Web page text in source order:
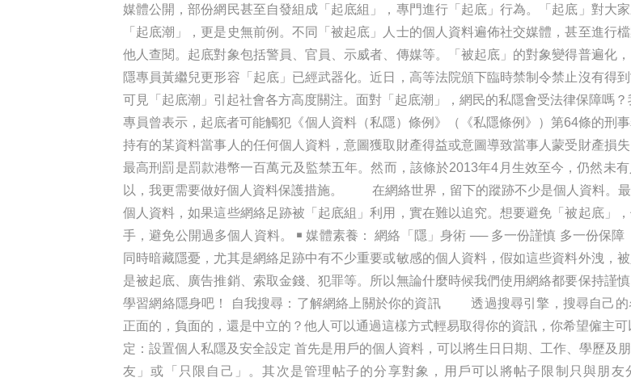
媒體公開，部份網民甚至自發組成「起底組」，專門進行「起底」行為。「起底」對大
「起底潮」，更是史無前例。不同「被起底」人士的個人資料遍佈社交媒體，甚至進行
他人查閱。起底對象包括警員、官員、示威者、傳媒等。「被起底」的對象變得普遍化
隱專員黃繼兒更形容「起底」已經武器化。近日，高等法院頒下臨時禁制令禁止沒有得
可見「起底潮」引起社會各方高度關注。面對「起底潮」，網民的私隱會受法律保障
專員曾表示，起底者可能觸犯《個人資料（私隱）條例》（《私隱條例》）第64條的刑
持有的某資料當事人的任何個人資料，意圖獲取財產得益或意圖導致當事人蒙受財產損
最高刑罰是罰款港幣一百萬元及監禁五年。然而，該條於2013年4月生效至今，仍然未
以，我更需要做好個人資料保護措施。 在網絡世界，留下的蹤跡不少是個人資料。最
個人資料，如果這些網絡足跡被「起底組」利用，實在難以追究。想要避免「被起底」
手，避免公開過多個人資料。 ￭ 媒體素養： 網絡「隱」身術 ── 多一份謹慎 多一份
同時暗藏隱憂，尤其是網絡足跡中有不少重要或敏感的個人資料，假如這些資料外洩，
是被起底、廣告推銷、索取金錢、犯罪等。所以無論什麼時候我們使用網絡都要保持謹
學習網絡隱身吧！ 自我搜尋：了解網絡上關於你的資訊 透過搜尋引擎，搜尋自己的
正面的，負面的，還是中立的？他人可以通過這樣方式輕易取得你的資訊，你希望僱主
定：設置個人私隱及安全設定 首先是用戶的個人資料，可以將生日日期、工作、學歷及
友」或「只限自己」。其次是管理帖子的分享對象，用戶可以將帖子限制只與朋友